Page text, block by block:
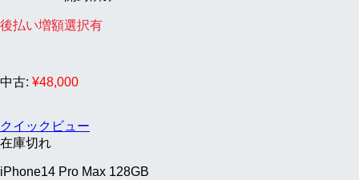
後払い増額選択有
中古: ¥48,000
クイックビュー
在庫切れ
iPhone14 Pro Max 128GB